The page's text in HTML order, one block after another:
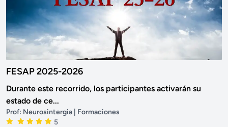
FESAP 2025-2026
Durante este recorrido, los participantes activarán su
estado de ce...
Prof: Neurosintergia | Formaciones
5